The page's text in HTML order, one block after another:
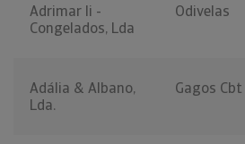
Adrimar Ii -
Congelados, Lda
Odivelas
Adália & Albano,
Lda.
Gagos Cbt